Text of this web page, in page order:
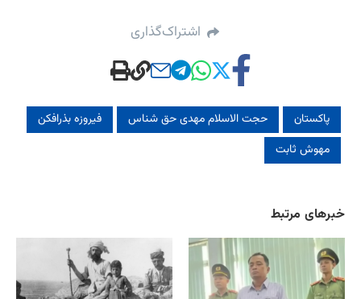
اشتراک‌گذاری
پاکستان حجت الاسلام مهدی حق شناس
فیروزه بذرافکن
مهوش ثابت
خبرهای مرتبط